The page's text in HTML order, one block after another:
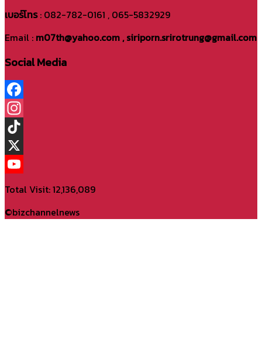
เบอร์โทร: 082-782-0161 , 065-5832929
Email : m07th@yahoo.com , siriporn.srirotrung@gmail.com
Social Media
Facebook
Instagram
TikTok
X
Total Visit: 12,136,089
©bizchannelnews